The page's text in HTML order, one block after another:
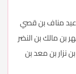
مناف بن قصي
بن مالك بن النضر
نزار بن معد بن